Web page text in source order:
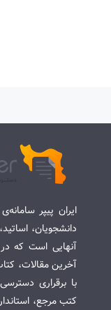
ایران پیپر
دانشجویان،
آنهایی است که
آخرین مقالات،
با برقراری
کتب مرجع،